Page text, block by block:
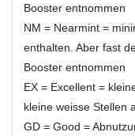
Booster entnommen
NM = Nearmint =
enthalten. Aber fast
Booster entnommen
EX = Excellent =
kleine weisse Stellen
GD = Good =